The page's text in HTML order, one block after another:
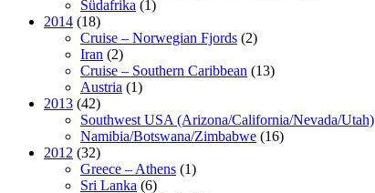
Südafrika (1)
2014 (18)
Cruise – Norwegian Fjords (2)
Iran (2)
Cruise – Southern Caribbean (13)
Austria (1)
2013 (42)
Southwest USA (Arizona/California/Nevada/Utah)
Namibia/Botswana/Zimbabwe (16)
2012 (32)
Greece – Athens (1)
Sri Lanka (6)